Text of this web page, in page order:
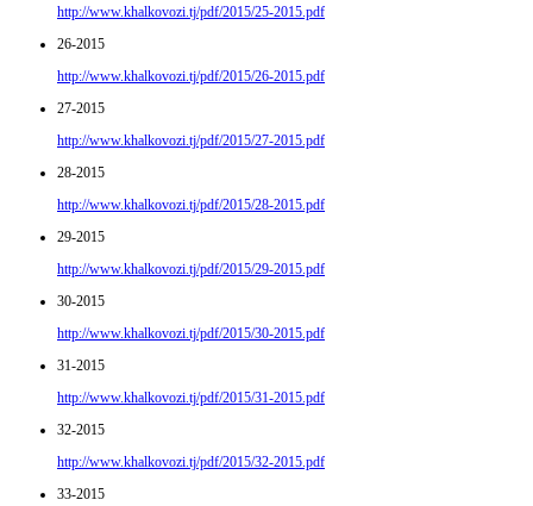
http://www.khalkovozi.tj/pdf/2015/25-2015.pdf
26-2015
http://www.khalkovozi.tj/pdf/2015/26-2015.pdf
27-2015
http://www.khalkovozi.tj/pdf/2015/27-2015.pdf
28-2015
http://www.khalkovozi.tj/pdf/2015/28-2015.pdf
29-2015
http://www.khalkovozi.tj/pdf/2015/29-2015.pdf
30-2015
http://www.khalkovozi.tj/pdf/2015/30-2015.pdf
31-2015
http://www.khalkovozi.tj/pdf/2015/31-2015.pdf
32-2015
http://www.khalkovozi.tj/pdf/2015/32-2015.pdf
33-2015